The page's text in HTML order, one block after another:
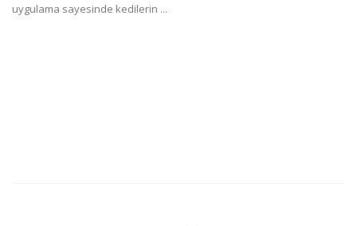
uygulama sayesinde kedilerin ...